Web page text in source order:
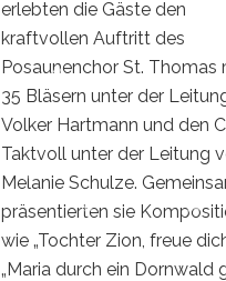
erlebten die Gäste den
kraftvollen Auftritt des
Posaunenchor St. Thomas
35 Bläsern unter der
Volker Hartmann und den
Taktvoll unter der Leitung
Melanie Schulze.
präsentierten sie
wie „Tochter Zion, freue
„Maria durch ein Dornwald